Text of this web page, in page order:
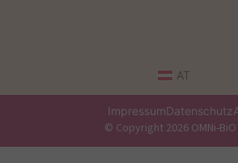
AT
ImpressumDatenschutz
© Copyright 2026 OMNi-